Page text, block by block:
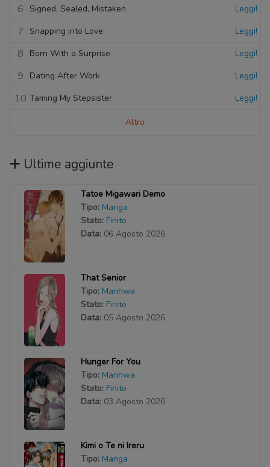
6 Signed, Sealed, Mistaken Leggi!
7 Snapping into Love Leggi!
8 Born With a Surprise Leggi!
9 Dating After Work Leggi!
10 Taming My Stepsister Leggi!
Altro
Ultime aggiunte
Tatoe Migawari Demo
Tipo: Manga
Stato: Finito
Data: 06 Agosto 2026
That Senior
Tipo: Manhwa
Stato: Finito
Data: 05 Agosto 2026
Hunger For You
Tipo: Manhwa
Stato: Finito
Data: 03 Agosto 2026
Kimi o Te ni Ireru
Tipo: Manga